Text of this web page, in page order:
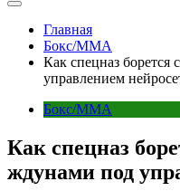
Главная
Бокс/MMA
Как спецназ
управлением
Бокс/MMA
Как спецназ
ждунами под